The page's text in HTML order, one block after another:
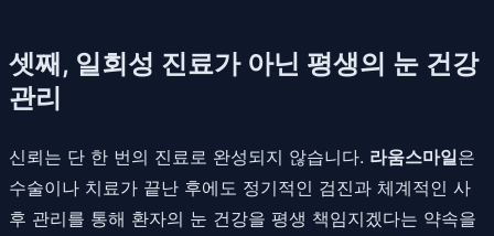
셋째, 일회성 진료가 아닌 평생의 눈 건강
관리
신뢰는 단 한 번의 진료로 완성되지 않습니다. 라움스마일은
수술이나 치료가 끝난 후에도 정기적인 검진과 체계적인 사
후 관리를 통해 환자의 눈 건강을 평생 책임지겠다는 약속을